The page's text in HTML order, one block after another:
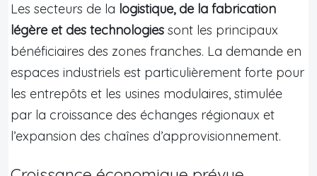
Les secteurs de la logistique, de la fabrication
légère et des technologies sont les principaux
bénéficiaires des zones franches. La demande en
espaces industriels est particulièrement forte pour
les entrepôts et les usines modulaires, stimulée
par la croissance des échanges régionaux et
l’expansion des chaînes d’approvisionnement.